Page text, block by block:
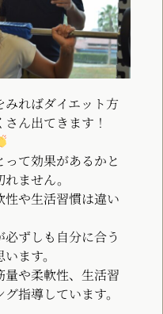
ればダイエット方
ん出てきます！
て効果があるかと
ません。
性や生活習慣は違い
ずしも自分に合う
ます。
や柔軟性、生活習
指導しています。